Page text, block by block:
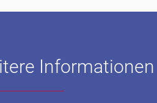
Informationen